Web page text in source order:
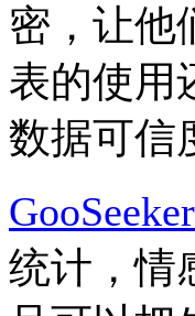
密，让他
表的使用
数据可信
统计，情